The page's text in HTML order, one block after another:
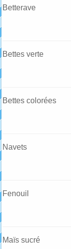
Betterave
Bettes verte
Bettes colorées
Navets
Fenouil
Maïs sucré